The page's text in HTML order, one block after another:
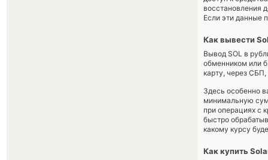
восстановления
Если эти данные
Как вывести
Вывод SOL в
обменником или
карту, через
Здесь особенно
минимальную
при операциях с
быстро
какому курсу
Как купить